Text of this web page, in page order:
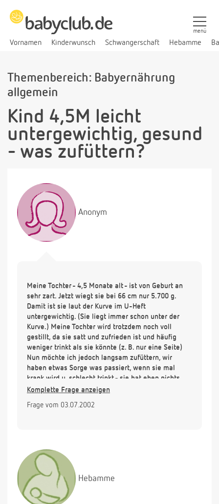
Vornamen Kinderwunsch Schwangerschaft Hebamme
menü
Themenbereich: Babyernährung
allgemein
Kind 4,5M leicht
untergewichtig, gesund
- was zufüttern?
Anonym
Meine Tochter - 4,5 Monate alt - ist von Geburt an
sehr zart. Jetzt wiegt sie bei 66 cm nur 5.700 g.
Damit ist sie laut der Kurve im U-Heft
untergewichtig. (Sie liegt immer schon unter der
Kurve.) Meine Tochter wird trotzdem noch voll
gestillt, da sie satt und zufrieden ist und häufig
weniger trinkt als sie könnte (z. B. nur eine Seite)
Nun möchte ich jedoch langsam zufüttern, wir
haben etwas Sorge was passiert, wenn sie mal
krank wird u. schlecht trinkt - sie hat eben nichts
zuzusetzen. Wie ist ihre Meinung und wie soll ich
auch nicht eine raschere Gewichtszunahme
Komplette Frage anzeigen
Frage vom 03.07.2002
Hebamme